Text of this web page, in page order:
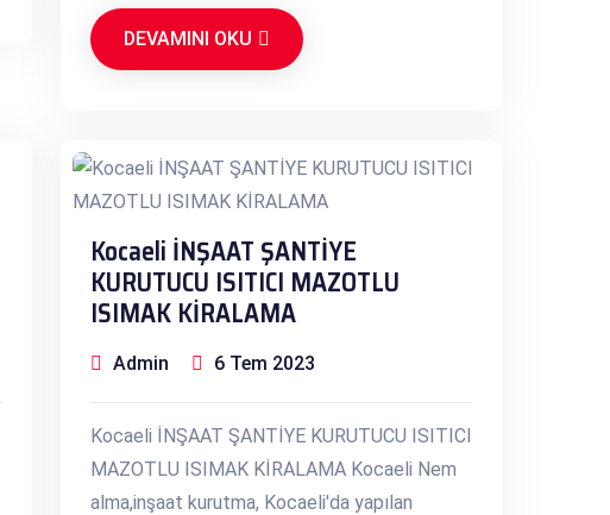
DEVAMINI OKU
Kocaeli İNŞAAT ŞANTİYE
KURUTUCU ISITICI MAZOTLU
ISIMAK KİRALAMA
Admin 6 Tem 2023
Kocaeli İNŞAAT ŞANTİYE KURUTUCU ISITICI
MAZOTLU ISIMAK KİRALAMA Kocaeli Nem
alma,inşaat kurutma, Kocaeli'da yapılan